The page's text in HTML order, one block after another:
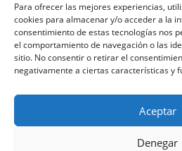
Para ofrecer las mejores experiencias,
cookies para almacenar y/o acceder a la
consentimiento de estas tecnologías nos
el comportamiento de navegación o las
sitio. No consentir o retirar el
negativamente a ciertas características y
Aceptar
Denegar
Grup Atletisme
Copyright © 2026 Grup